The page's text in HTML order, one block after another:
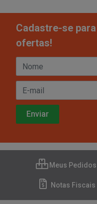
Cadastre-se
ofertas!
Meus Pedidos
Notas Fiscais